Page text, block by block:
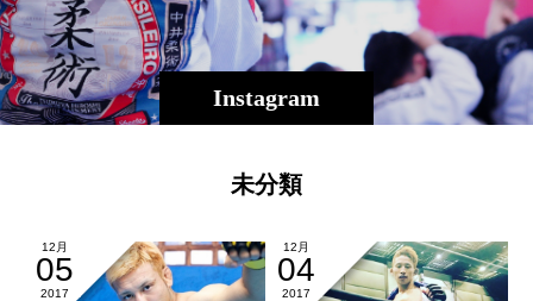
Instagram
未分類
12月
05
2017
12月
04
2017